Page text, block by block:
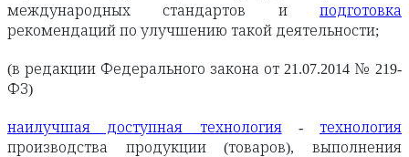
международных стандартов и подготовка
рекомендаций по улучшению такой деятельности;
(в редакции Федерального закона от 21.07.2014 № 219-
ФЗ)
наилучшая доступная технология- технология
производства продукции (товаров), выполнения